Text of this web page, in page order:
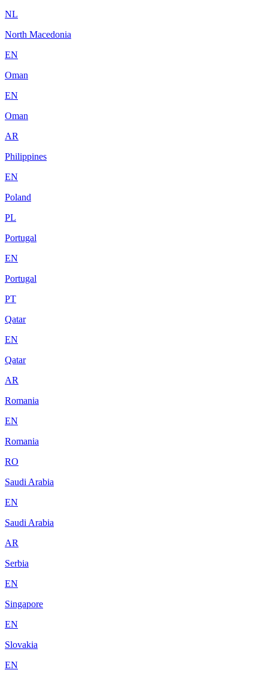
NL
North Macedonia
EN
Oman
EN
Oman
AR
Philippines
EN
Poland
PL
Portugal
EN
Portugal
PT
Qatar
EN
Qatar
AR
Romania
EN
Romania
RO
Saudi Arabia
EN
Saudi Arabia
AR
Serbia
EN
Singapore
EN
Slovakia
EN